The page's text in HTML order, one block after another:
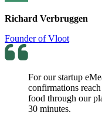
Richard Verbruggen
Founder of Vloot
For our startup
confirmations
food through our
30 minutes.